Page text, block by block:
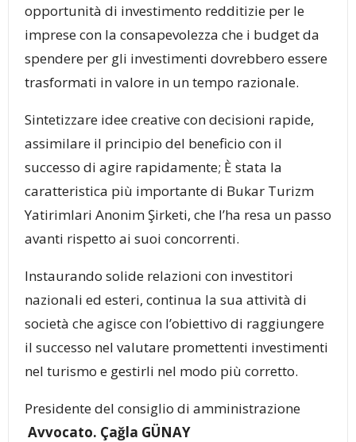
opportunità di investimento redditizie per le
imprese con la consapevolezza che i budget da
spendere per gli investimenti dovrebbero essere
trasformati in valore in un tempo razionale.
Sintetizzare idee creative con decisioni rapide,
assimilare il principio del beneficio con il
successo di agire rapidamente; È stata la
caratteristica più importante di Bukar Turizm
Yatirimlari Anonim Şirketi, che l’ha resa un passo
avanti rispetto ai suoi concorrenti.
Instaurando solide relazioni con investitori
nazionali ed esteri, continua la sua attività di
società che agisce con l’obiettivo di raggiungere
il successo nel valutare promettenti investimenti
nel turismo e gestirli nel modo più corretto.
Presidente del consiglio di amministrazione
Avvocato. Çağla GÜNAY